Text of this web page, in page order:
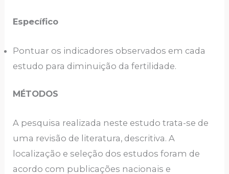
Específico
Pontuar os indicadores observados em cada
estudo para diminuição da fertilidade.
MÉTODOS
A pesquisa realizada neste estudo trata-se de
uma revisão de literatura, descritiva. A
localização e seleção dos estudos foram de
acordo com publicações nacionais e